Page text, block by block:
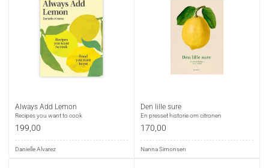
Always Add Lemon
Recipes you want to cook
199,00
Danielle Alvarez
Den lille sure
En presset historie om citronen
170,00
Nanna Simonsen